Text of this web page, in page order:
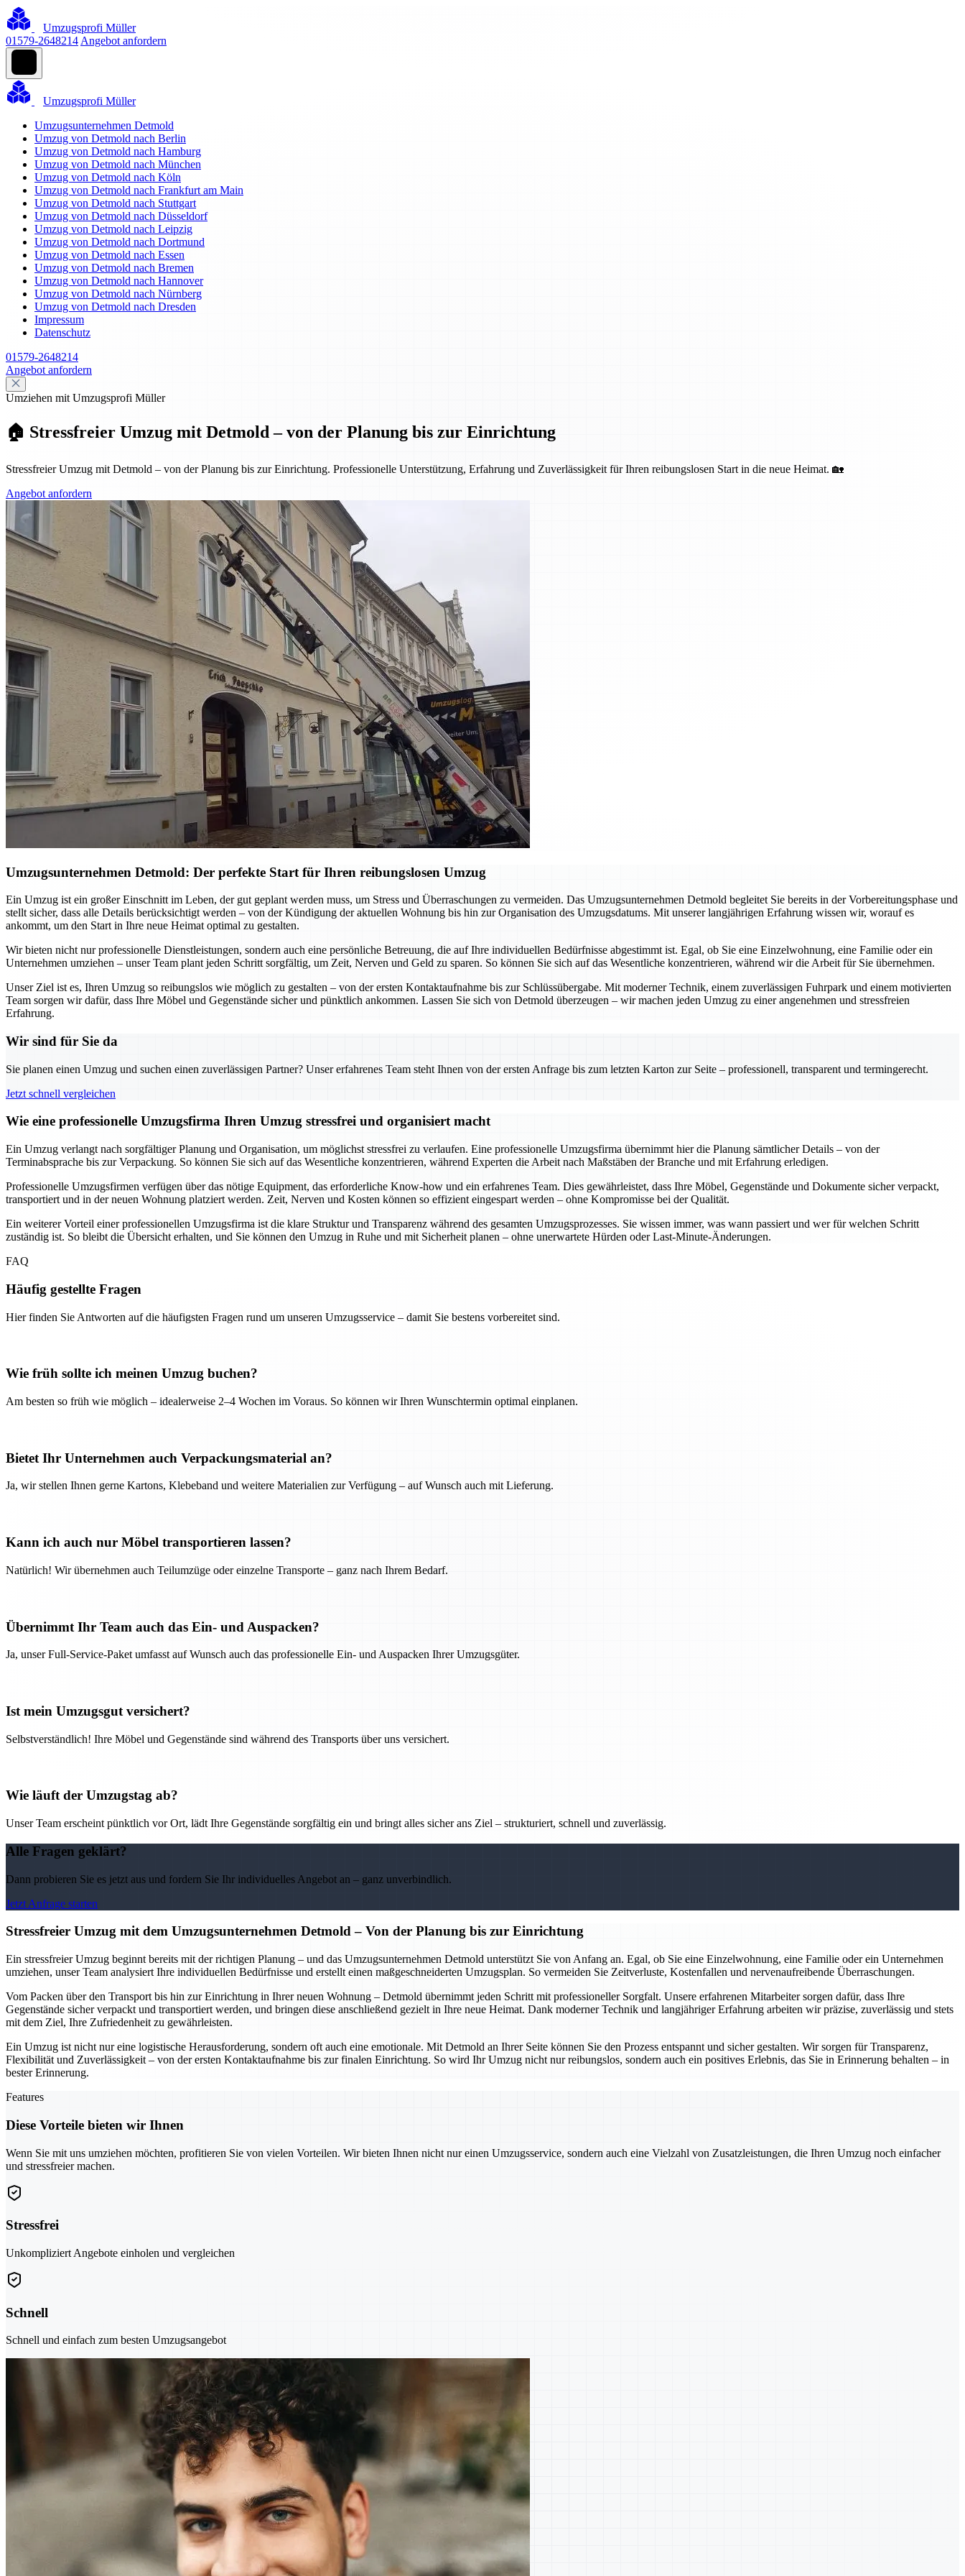
Umzugsprofi Müller
01579-2648214 Angebot anfordern
Umzugsprofi Müller
Umzugsunternehmen Detmold
Umzug von Detmold nach Berlin
Umzug von Detmold nach Hamburg
Umzug von Detmold nach München
Umzug von Detmold nach Köln
Umzug von Detmold nach Frankfurt am Main
Umzug von Detmold nach Stuttgart
Umzug von Detmold nach Düsseldorf
Umzug von Detmold nach Leipzig
Umzug von Detmold nach Dortmund
Umzug von Detmold nach Essen
Umzug von Detmold nach Bremen
Umzug von Detmold nach Hannover
Umzug von Detmold nach Nürnberg
Umzug von Detmold nach Dresden
Impressum
Datenschutz
01579-2648214
Angebot anfordern
Umziehen mit Umzugsprofi Müller
🏠 Stressfreier Umzug mit Detmold – von der Planung bis zur Einrichtung
Stressfreier Umzug mit Detmold – von der Planung bis zur Einrichtung. Professionelle Unterstützung, Erfahrung und Zuverlässigkeit für Ihren reibungslosen Start in die neue Heimat. 🏡
Angebot anfordern
Umzugsunternehmen Detmold: Der perfekte Start für Ihren reibungslosen Umzug
Ein Umzug ist ein großer Einschnitt im Leben, der gut geplant werden muss, um Stress und Überraschungen zu vermeiden. Das Umzugsunternehmen Detmold begleitet Sie bereits in der Vorbereitungsphase und
stellt sicher, dass alle Details berücksichtigt werden – von der Kündigung der aktuellen Wohnung bis hin zur Organisation des Umzugsdatums. Mit unserer langjährigen Erfahrung wissen wir, worauf es
ankommt, um den Start in Ihre neue Heimat optimal zu gestalten.
Wir bieten nicht nur professionelle Dienstleistungen, sondern auch eine persönliche Betreuung, die auf Ihre individuellen Bedürfnisse abgestimmt ist. Egal, ob Sie eine Einzelwohnung, eine Familie oder ein
Unternehmen umziehen – unser Team plant jeden Schritt sorgfältig, um Zeit, Nerven und Geld zu sparen. So können Sie sich auf das Wesentliche konzentrieren, während wir die Arbeit für Sie übernehmen.
Unser Ziel ist es, Ihren Umzug so reibungslos wie möglich zu gestalten – von der ersten Kontaktaufnahme bis zur Schlüssübergabe. Mit moderner Technik, einem zuverlässigen Fuhrpark und einem motivierten
Team sorgen wir dafür, dass Ihre Möbel und Gegenstände sicher und pünktlich ankommen. Lassen Sie sich von Detmold überzeugen – wir machen jeden Umzug zu einer angenehmen und stressfreien
Erfahrung.
Wir sind für Sie da
Sie planen einen Umzug und suchen einen zuverlässigen Partner? Unser erfahrenes Team steht Ihnen von der ersten Anfrage bis zum letzten Karton zur Seite – professionell, transparent und termingerecht.
Jetzt schnell vergleichen
Wie eine professionelle Umzugsfirma Ihren Umzug stressfrei und organisiert macht
Ein Umzug verlangt nach sorgfältiger Planung und Organisation, um möglichst stressfrei zu verlaufen. Eine professionelle Umzugsfirma übernimmt hier die Planung sämtlicher Details – von der
Terminabsprache bis zur Verpackung. So können Sie sich auf das Wesentliche konzentrieren, während Experten die Arbeit nach Maßstäben der Branche und mit Erfahrung erledigen.
Professionelle Umzugsfirmen verfügen über das nötige Equipment, das erforderliche Know-how und ein erfahrenes Team. Dies gewährleistet, dass Ihre Möbel, Gegenstände und Dokumente sicher verpackt,
transportiert und in der neuen Wohnung platziert werden. Zeit, Nerven und Kosten können so effizient eingespart werden – ohne Kompromisse bei der Qualität.
Ein weiterer Vorteil einer professionellen Umzugsfirma ist die klare Struktur und Transparenz während des gesamten Umzugsprozesses. Sie wissen immer, was wann passiert und wer für welchen Schritt
zuständig ist. So bleibt die Übersicht erhalten, und Sie können den Umzug in Ruhe und mit Sicherheit planen – ohne unerwartete Hürden oder Last-Minute-Änderungen.
FAQ
Häufig gestellte Fragen
Hier finden Sie Antworten auf die häufigsten Fragen rund um unseren Umzugsservice – damit Sie bestens vorbereitet sind.
Wie früh sollte ich meinen Umzug buchen?
Am besten so früh wie möglich – idealerweise 2–4 Wochen im Voraus. So können wir Ihren Wunschtermin optimal einplanen.
Bietet Ihr Unternehmen auch Verpackungsmaterial an?
Ja, wir stellen Ihnen gerne Kartons, Klebeband und weitere Materialien zur Verfügung – auf Wunsch auch mit Lieferung.
Kann ich auch nur Möbel transportieren lassen?
Natürlich! Wir übernehmen auch Teilumzüge oder einzelne Transporte – ganz nach Ihrem Bedarf.
Übernimmt Ihr Team auch das Ein- und Auspacken?
Ja, unser Full-Service-Paket umfasst auf Wunsch auch das professionelle Ein- und Auspacken Ihrer Umzugsgüter.
Ist mein Umzugsgut versichert?
Selbstverständlich! Ihre Möbel und Gegenstände sind während des Transports über uns versichert.
Wie läuft der Umzugstag ab?
Unser Team erscheint pünktlich vor Ort, lädt Ihre Gegenstände sorgfältig ein und bringt alles sicher ans Ziel – strukturiert, schnell und zuverlässig.
Alle Fragen geklärt?
Dann probieren Sie es jetzt aus und fordern Sie Ihr individuelles Angebot an – ganz unverbindlich.
Jetzt Anfrage starten
Stressfreier Umzug mit dem Umzugsunternehmen Detmold – Von der Planung bis zur Einrichtung
Ein stressfreier Umzug beginnt bereits mit der richtigen Planung – und das Umzugsunternehmen Detmold unterstützt Sie von Anfang an. Egal, ob Sie eine Einzelwohnung, eine Familie oder ein Unternehmen
umziehen, unser Team analysiert Ihre individuellen Bedürfnisse und erstellt einen maßgeschneiderten Umzugsplan. So vermeiden Sie Zeitverluste, Kostenfallen und nervenaufreibende Überraschungen.
Vom Packen über den Transport bis hin zur Einrichtung in Ihrer neuen Wohnung – Detmold übernimmt jeden Schritt mit professioneller Sorgfalt. Unsere erfahrenen Mitarbeiter sorgen dafür, dass Ihre
Gegenstände sicher verpackt und transportiert werden, und bringen diese anschließend gezielt in Ihre neue Heimat. Dank moderner Technik und langjähriger Erfahrung arbeiten wir präzise, zuverlässig und stets
mit dem Ziel, Ihre Zufriedenheit zu gewährleisten.
Ein Umzug ist nicht nur eine logistische Herausforderung, sondern oft auch eine emotionale. Mit Detmold an Ihrer Seite können Sie den Prozess entspannt und sicher gestalten. Wir sorgen für Transparenz,
Flexibilität und Zuverlässigkeit – von der ersten Kontaktaufnahme bis zur finalen Einrichtung. So wird Ihr Umzug nicht nur reibungslos, sondern auch ein positives Erlebnis, das Sie in Erinnerung behalten – in
bester Erinnerung.
Features
Diese Vorteile bieten wir Ihnen
Wenn Sie mit uns umziehen möchten, profitieren Sie von vielen Vorteilen. Wir bieten Ihnen nicht nur einen Umzugsservice, sondern auch eine Vielzahl von Zusatzleistungen, die Ihren Umzug noch einfacher
und stressfreier machen.
Stressfrei
Unkompliziert Angebote einholen und vergleichen
Schnell
Schnell und einfach zum besten Umzugsangebot